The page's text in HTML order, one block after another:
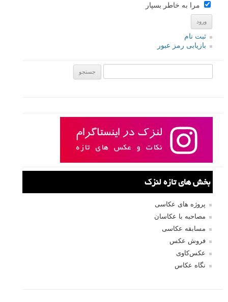
مرا به خاطر بسپار
ثبت نام
بازیابی رمز عبور
بخش های تازه لنزک
پروژه های عکاسی
مصاحبه با عکاسان
مسابقه عکاسی
فروش عکس
عکس‌کاوی
نگاه عکاس